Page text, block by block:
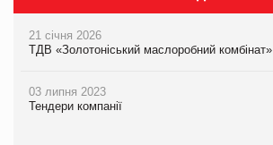
21 січня 2026
ТДВ «Золотоніський маслоробний комбінат»
03 липня 2023
Тендери компанії